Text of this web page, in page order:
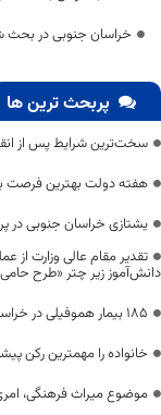
خراسان جنوبی در بحث
پربحث ترین ها
سخت‌ترین شرایط پس از
هفته دولت بهترین فرصت
یشتازی خراسان جنوبی در
دانش‌آموز زیر چتر «طرح
۱۸۵ بیمار هموفیلی در خراسان جنوبی تحت پوشش خدمات بیمه سلامت قرار دارند
خانواده را مهمترین رکن
موضوع میراث فرهنگی،